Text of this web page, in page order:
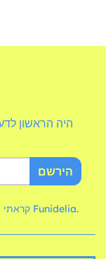
היה הראשון
הירשם
קראתי של Funidelia.